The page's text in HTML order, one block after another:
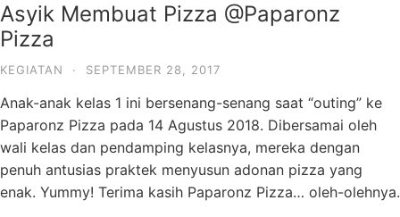
Asyik Membuat Pizza @Paparonz
Pizza
KEGIATAN · SEPTEMBER 28, 2017
Anak-anak kelas 1 ini bersenang-senang saat “outing” ke
Paparonz Pizza pada 14 Agustus 2018. Dibersamai oleh
wali kelas dan pendamping kelasnya, mereka dengan
penuh antusias praktek menyusun adonan pizza yang
enak. Yummy! Terima kasih Paparonz Pizza… oleh-olehnya.